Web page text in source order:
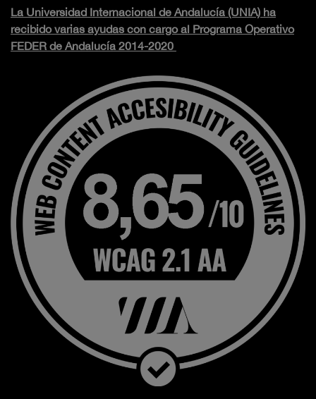
La Universidad Internacional de Andalucía (UNIA) ha
recibido varias ayudas con cargo al Programa Operativo
FEDER de Andalucía 2014-2020